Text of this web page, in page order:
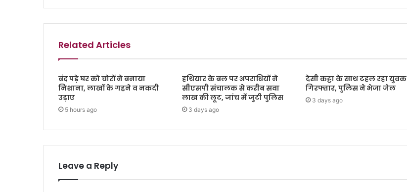
Related Articles
बंद पड़े घर को चोरों ने बनाया
निशाना, लाखों के गहने व नकदी
उड़ाए
5 hours ago
हथियार के बल पर अपराधियों ने
सीएसपी संचालक से करीब सवा
लाख की लूट, जांच में जुटी पुलिस
3 days ago
देसी कट्टा के साथ टहल रहा युवक
गिरफ्तार, पुलिस ने भेजा जेल
3 days ago
Leave a Reply